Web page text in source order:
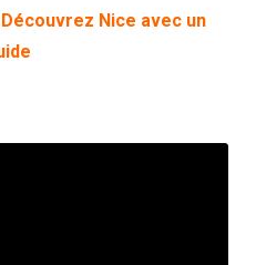
Nice avec un